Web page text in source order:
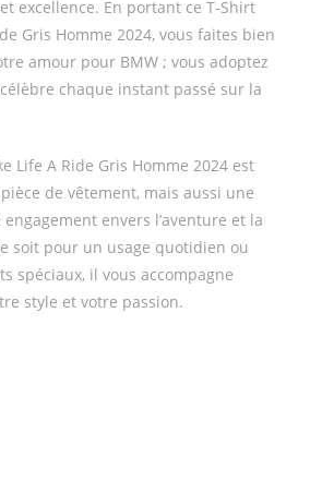
excellence. En portant ce T-Shirt
Gris Homme 2024, vous faites bien
amour pour BMW ; vous adoptez
chaque instant passé sur la
Life A Ride Gris Homme 2024 est
de vêtement, mais aussi une
envers l’aventure et la
soit pour un usage quotidien ou
spéciaux, il vous accompagne
style et votre passion.